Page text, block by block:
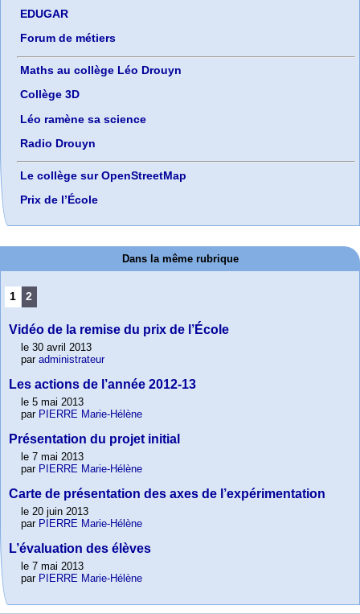
EDUGAR
Forum de métiers
Maths au collège Léo Drouyn
Collège 3D
Léo ramène sa science
Radio Drouyn
Le collège sur OpenStreetMap
Prix de l’École
Dans la même rubrique
1 2
Vidéo de la remise du prix de l’École
le 30 avril 2013
par administrateur
Les actions de l’année 2012-13
le 5 mai 2013
par PIERRE Marie-Hélène
Présentation du projet initial
le 7 mai 2013
par PIERRE Marie-Hélène
Carte de présentation des axes de l’expérimentation
le 20 juin 2013
par PIERRE Marie-Hélène
L’évaluation des élèves
le 7 mai 2013
par PIERRE Marie-Hélène